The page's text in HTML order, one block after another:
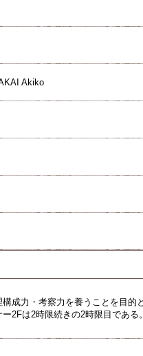
Akiko
成力・考察力を養うことを目的
2Fは2時限続きの2時限目である